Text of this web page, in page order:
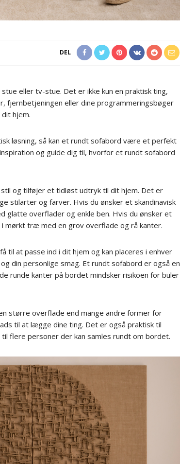
DEL
eller tv-stue. Det er ikke kun en praktisk ting,
fjernbetjeningen eller dine programmeringsbøger
hjem.
løsning, så kan et rundt sofabord være et perfekt
og guide dig til, hvorfor et rundt sofabord
stil og tilføjer et tidløst udtryk til dit hjem. Det er
stilarter og farver. Hvis du ønsker et skandinavisk
glatte overflader og enkle ben. Hvis du ønsker et
mørkt træ med en grov overflade og rå kanter.
til at passe ind i dit hjem og kan placeres i enhver
din personlige smag. Et rundt sofabord er også en
runde kanter på bordet mindsker risikoen for buler
større overflade end mange andre former for
til at lægge dine ting. Det er også praktisk til
flere personer der kan samles rundt om bordet.